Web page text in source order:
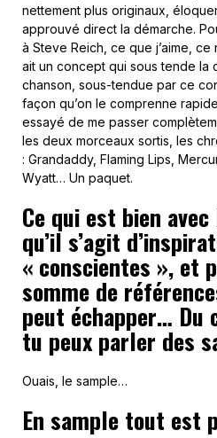
nettement plus originaux,
approuvé direct la démarche.
à Steve Reich, ce que j’aime, ce
ait un concept qui sous tende la
chanson, sous-tendue par ce
façon qu’on le comprenne
essayé de me passer
les deux morceaux sortis, les
: Grandaddy, Flaming Lips,
Wyatt… Un paquet.
Ce qui est bien
qu’il s’agit
« conscientes », et
somme de
peut échapper… Du
tu peux parler des
Ouais, le sample…
En sample tout est